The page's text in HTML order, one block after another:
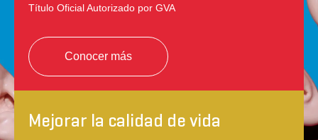
Admisión y Ayudas
Título Oficial Autorizado por GVA
Conocer más
Mejorar la calidad de vida